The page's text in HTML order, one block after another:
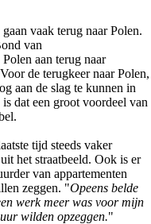
vaak terug naar Polen.
van
aan terug naar
de terugkeer naar Polen,
aan de slag te kunnen in
dat een groot voordeel van
tijd steeds vaker
het straatbeeld. Ook is er
van appartementen
zeggen. "Opeens belde
werk meer was voor mijn
wilden opzeggen."